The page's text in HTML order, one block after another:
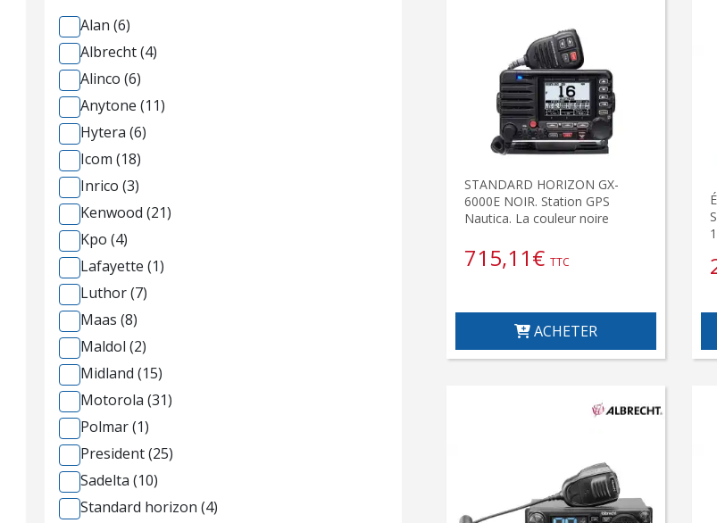
Alan (6)
Albrecht (4)
Alinco (6)
Anytone (11)
Hytera (6)
Icom (18)
Inrico (3)
Kenwood (21)
Kpo (4)
Lafayette (1)
Luthor (7)
Maas (8)
Maldol (2)
Midland (15)
Motorola (31)
Polmar (1)
President (25)
Sadelta (10)
Standard horizon (4)
STANDARD HORIZON GX-
6000E NOIR. Station GPS
Nautica. La couleur noire
715,11€ TTC
ACHETER